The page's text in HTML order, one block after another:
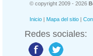
© copyright 2009 - 2026
Inicio | Mapa del sitio |
Redes sociales: